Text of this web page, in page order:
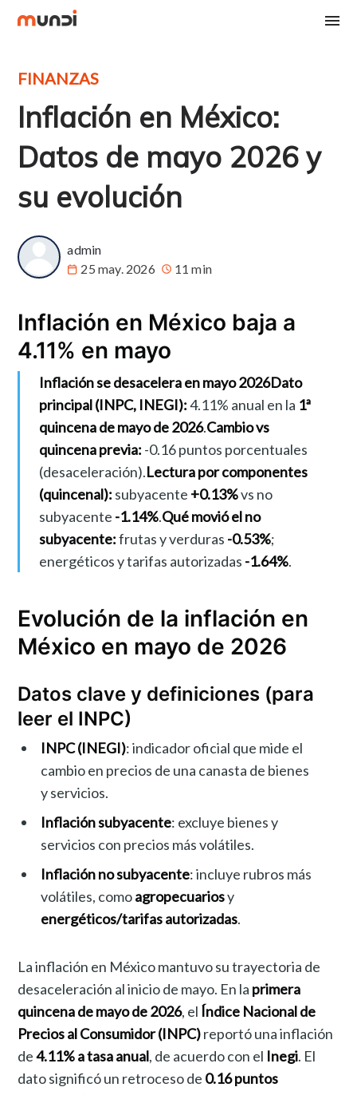
FINANZAS
Inflación en México:
Datos de mayo 2026 y
su evolución
admin
25 may. 2026
11 min
Inflación en México baja a
4.11% en mayo
Inflación se desacelera en mayo 2026Dato
principal (INPC, INEGI):4.11% anual en la 1ª
quincena de mayo de 2026.Cambio vs
quincena previa: -0.16 puntos porcentuales
(desaceleración).Lectura por componentes
(quincenal): subyacente +0.13%vs no
subyacente -1.14%.Qué movió el no
subyacente:frutas y verduras -0.53%;
energéticos y tarifas autorizadas -1.64%.
Evolución de la inflación en
México en mayo de 2026
Datos clave y definiciones (para
leer el INPC)
INPC (INEGI): indicador oficial que mide el
cambio en precios de una canasta de bienes
y servicios.
Inflación subyacente: excluye bienes y
servicios con precios más volátiles.
Inflación no subyacente: incluye rubros más
volátiles, comoagropecuariosy
energéticos/tarifas autorizadas.
La inflación en México mantuvo su trayectoria de
desaceleración al inicio de mayo. En la primera
quincena de mayo de 2026, el Índice Nacional de
Precios al Consumidor (INPC)reportó una inflación
de4.11% a tasa anual, de acuerdo con el Inegi. El
dato significó un retroceso de 0.16 puntos